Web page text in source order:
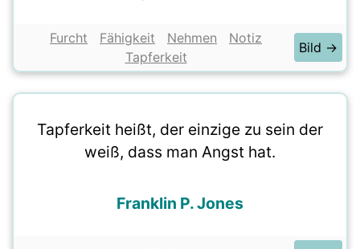
Furcht Fähigkeit Nehmen
Notiz
Tapferkeit
Bild →
Tapferkeit heißt, der einzige zu sein der
weiß, dass man Angst hat.
Franklin P. Jones